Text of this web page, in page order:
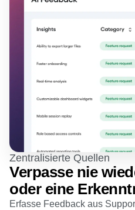
Reifegradmodell
Zentralisierte Quellen
Verpasse nie
oder eine
Erfasse Feedback aus